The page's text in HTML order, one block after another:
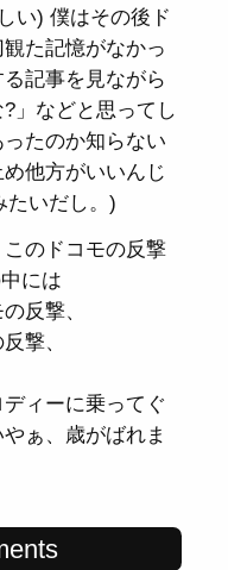
い) 僕はその後ド
た記憶がなかっ
記事を見ながら
」などと思ってし
たのか知らない
他方がいいんじ
たいだし。)
のドコモの反撃
には
反撃、
撃、
ィーに乗ってぐ
ぁ、歳がばれま